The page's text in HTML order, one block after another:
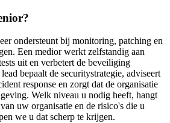
ondersteunt bij monitoring, patching en
Een medior werkt zelfstandig aan
uit en verbetert de beveiliging
bepaalt de securitystrategie, adviseert
response en zorgt dat de organisatie
Welk niveau u nodig heeft, hangt
uw organisatie en de risico's die u
we u dat scherp te krijgen.